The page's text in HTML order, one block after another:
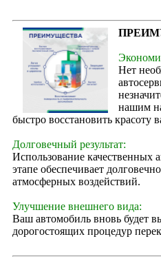
Нет
нашим
быстро восстановить красоту
Долговечный результат:
Использование качественных
этапе обеспечивает
атмосферных воздействий.
Улучшение внешнего вида:
Ваш автомобиль вновь будет
дорогостоящих процедур